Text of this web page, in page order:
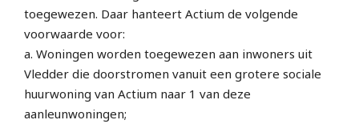
toegewezen. Daar hanteert Actium de volgende
voorwaarde voor:
a. Woningen worden toegewezen aan inwoners uit
Vledder die doorstromen vanuit een grotere sociale
huurwoning van Actium naar 1 van deze
aanleunwoningen;